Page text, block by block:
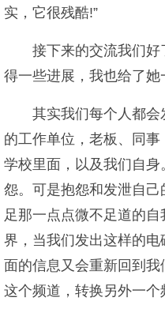
实，它很残酷!”
接下来的交流我们
得一些进展，我也给了她
其实我们每个人都
的工作单位，老板、同
学校里面，以及我们自
怨。可是抱怨和发泄自
足那一点点微不足道的
界，当我们发出这样的
面的信息又会重新回到
这个频道，转换另外一个